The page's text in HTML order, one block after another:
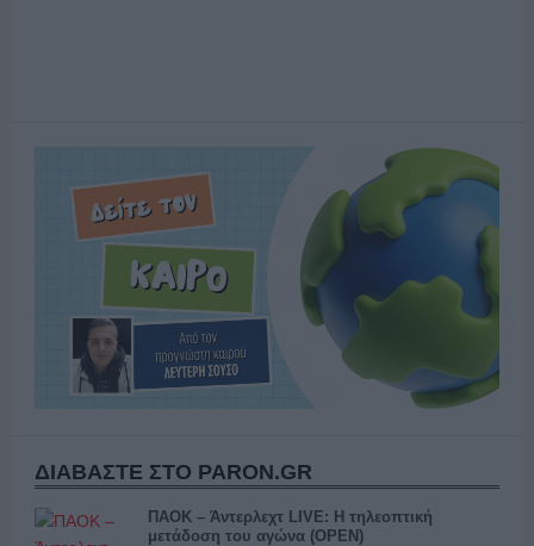
ΔΙΑΒΑΣΤΕ ΣΤΟ PARON.GR
ΠΑΟΚ – Άντερλεχτ LIVE: Η τηλεοπτική
μετάδοση του αγώνα (OPEN)